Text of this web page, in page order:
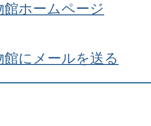
館ホームページ
館にメールを送る